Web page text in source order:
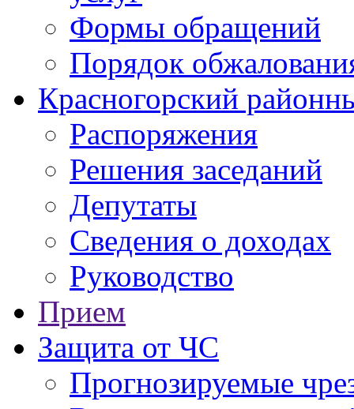
Формы обращений
Порядок
Красногорский
Распоряжения
Решения заседаний
Депутаты
Сведения о доходах
Руководство
Прием
Защита от ЧС
Прогнозируемые